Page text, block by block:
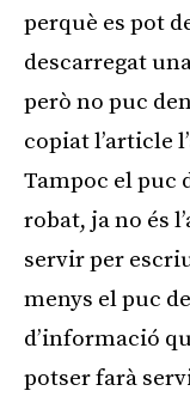
perquè es pot
descarregat
però no puc
copiat l’article
Tampoc el puc
robat, ja no és
servir per
menys el puc
d’informació
potser farà